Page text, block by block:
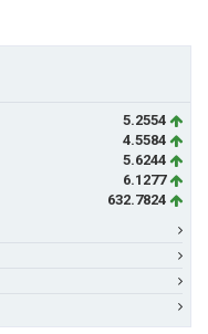
5.2554
4.5584
5.6244
6.1277
632.7824